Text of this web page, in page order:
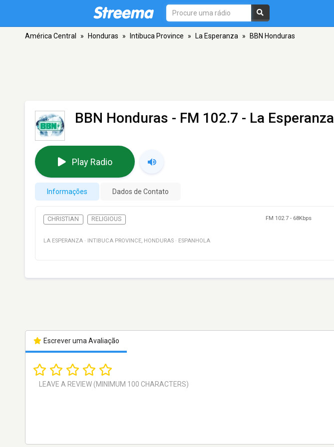
América Central » Honduras » Intibuca Province » La Esperanza » BBN Honduras
BBN Honduras - FM 102.7 - La Esperanza
Play Radio
Informações Dados de Contato
CHRISTIAN RELIGIOUS FM 102.7 - 68Kbps
LA ESPERANZA · INTIBUCA PROVINCE, HONDURAS · ESPANHOLA
Escrever uma Avaliação